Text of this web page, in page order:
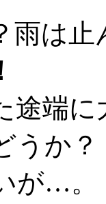
雨は止
途端
うか
が…。